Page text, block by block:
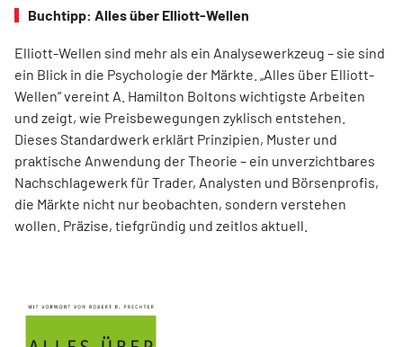
Buchtipp: Alles über Elliott-Wellen
Elliott-Wellen sind mehr als ein Analysewerkzeug – sie sind
ein Blick in die Psychologie der Märkte. „Alles über Elliott-
Wellen“ vereint A. Hamilton Boltons wichtigste Arbeiten
und zeigt, wie Preisbewegungen zyklisch entstehen.
Dieses Standardwerk erklärt Prinzipien, Muster und
praktische Anwendung der Theorie – ein unverzichtbares
Nachschlagewerk für Trader, Analysten und Börsenprofis,
die Märkte nicht nur beobachten, sondern verstehen
wollen. Präzise, tiefgründig und zeitlos aktuell.